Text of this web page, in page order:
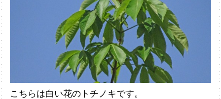
こちらは白い花のトチノキです。